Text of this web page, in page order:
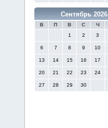
Сентябрь 2026
В П В С Ч
1
2 3
6 7 8 9 10
13 14 15 16 17
20 21 22 23 24
27 28 29 30